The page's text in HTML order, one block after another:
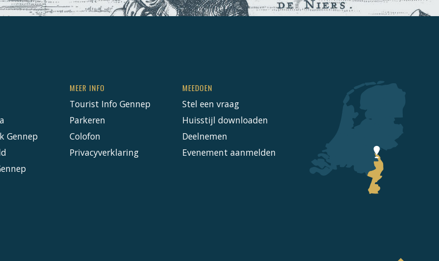
Gennep
MEER INFO
Tourist Info Gennep
Parkeren
Colofon
Privacyverklaring
MEEDOEN
Stel een vraag
Huisstijl downloaden
Deelnemen
Evenement aanmelden